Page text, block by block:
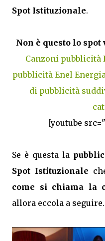
Spot Istituzionale.
Non è questo lo spot
Canzoni pubblicità
pubblicità Enel
di pubblicità
[youtube
Se è questa la
Spot Istituzionale
come si chiama la
allora eccola a seguire.